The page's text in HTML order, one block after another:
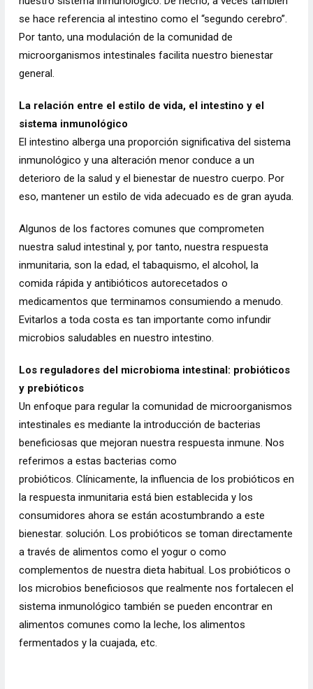
se hace referencia al intestino como el “segundo cerebro”.
Por tanto, una modulación de la comunidad de
microorganismos intestinales facilita nuestro bienestar
general.
La relación entre el estilo de vida, el intestino y el
sistema inmunológico
El intestino alberga una proporción significativa del sistema
inmunológico y una alteración menor conduce a un
deterioro de la salud y el bienestar de nuestro cuerpo. Por
eso, mantener un estilo de vida adecuado es de gran ayuda.
Algunos de los factores comunes que comprometen
nuestra salud intestinal y, por tanto, nuestra respuesta
inmunitaria, son la edad, el tabaquismo, el alcohol, la
comida rápida y antibióticos autorecetados o
medicamentos que terminamos consumiendo a menudo.
Evitarlos a toda costa es tan importante como infundir
microbios saludables en nuestro intestino.
Los reguladores del microbioma intestinal: probióticos
y prebióticos
Un enfoque para regular la comunidad de microorganismos
intestinales es mediante la introducción de bacterias
beneficiosas que mejoran nuestra respuesta inmune. Nos
referimos a estas bacterias como
probióticos. Clínicamente, la influencia de los probióticos en
la respuesta inmunitaria está bien establecida y los
consumidores ahora se están acostumbrando a este
bienestar. solución. Los probióticos se toman directamente
a través de alimentos como el yogur o como
complementos de nuestra dieta habitual. Los probióticos o
los microbios beneficiosos que realmente nos fortalecen el
sistema inmunológico también se pueden encontrar en
alimentos comunes como la leche, los alimentos
fermentados y la cuajada, etc.